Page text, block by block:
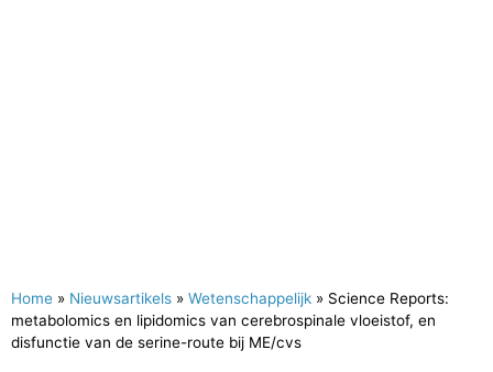
Home » Nieuwsartikels » Wetenschappelijk » Science Reports:
metabolomics en lipidomics van cerebrospinale vloeistof, en
disfunctie van de serine-route bij ME/cvs